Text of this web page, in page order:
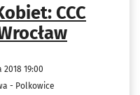
CCC
2018 19:00
- Polkowice